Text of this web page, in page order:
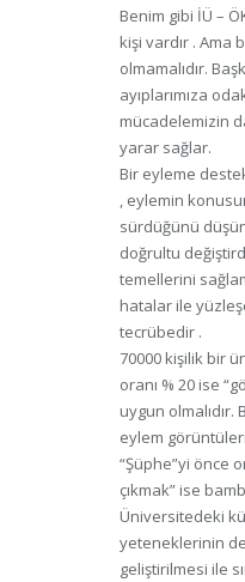
Benim gibi İÜ –
kişi vardır . Ama
olmamalıdır.
ayıplarımıza
mücadelemizin
yarar sağlar.
Bir eyleme
, eylemin
sürdüğünü
doğrultu
temellerini
hatalar ile
tecrübedir .
70000 kişilik bir
oranı % 20 ise
uygun olmalıdır.
eylem
“Şüphe”yi önce
çıkmak” ise
Üniversitedeki
yeteneklerinin
geliştirilmesi ile